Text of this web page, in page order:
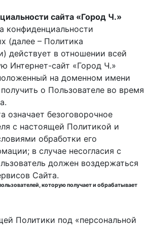
сайта «Город Ч.»
конфиденциальности
(далее – Политика
действует в отношении всей
Интернет-сайт «Город Ч.»
на доменном имени
о Пользователе во время
означает безоговорочное
с настоящей Политикой и
обработки его
в случае несогласия с
должен воздержаться
Сайта.
которую получает и обрабатывает
Политики под «персональной